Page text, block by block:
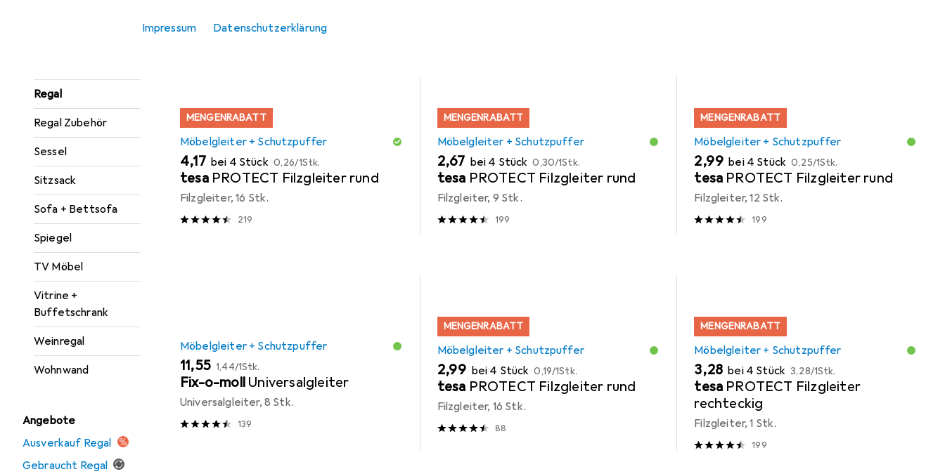
Impressum Datenschutzerklärung
Regal
Regal Zubehör
Sessel
Sitzsack
Sofa + Bettsofa
Spiegel
TV Möbel
Vitrine +
Buffetschrank
Weinregal
Wohnwand
Angebote
Ausverkauf Regal
Gebraucht Regal
MENGENRABATT
Möbelgleiter + Schutzpuffer
EUR
4,17 bei 4 Stück EUR
0,26/1Stk.
tesa PROTECT Filzgleiter rund
Filzgleiter, 16 Stk.
219
MENGENRABATT
Möbelgleiter + Schutzpuffer
EUR
2,67 bei 4 Stück EUR
0,30/1Stk.
tesa PROTECT Filzgleiter rund
Filzgleiter, 9 Stk.
199
MENGENRABATT
Möbelgleiter + Schutzpuffer
EUR
2,99 bei 4 Stück EUR
0,25/1Stk.
tesa PROTECT Filzgleiter rund
Filzgleiter, 12 Stk.
199
Möbelgleiter + Schutzpuffer
EUR
11,55 EUR
1,44/1Stk.
Fix-o-moll Universalgleiter
Universalgleiter, 8 Stk.
139
MENGENRABATT
Möbelgleiter + Schutzpuffer
EUR
2,99 bei 4 Stück EUR
0,19/1Stk.
tesa PROTECT Filzgleiter rund
Filzgleiter, 16 Stk.
88
MENGENRABATT
Möbelgleiter + Schutzpuffer
EUR
3,28 bei 4 Stück EUR
3,28/1Stk.
tesa PROTECT Filzgleiter
rechteckig
Filzgleiter, 1 Stk.
199